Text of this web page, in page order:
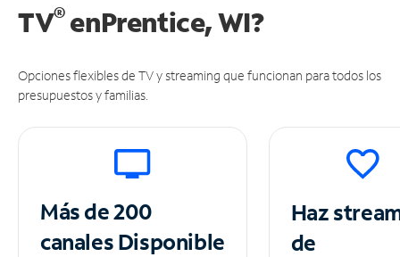
TV®enPrentice, WI?
Opciones flexibles de TV y streaming que funcionan para todos los
presupuestos y familias.
Más de 200
canalesDisponible
Haz
de